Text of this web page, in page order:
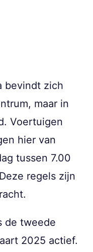
bevindt zich
maar in
Voertuigen
hier van
tussen 7.00
regels zijn
de tweede
2025 actief.